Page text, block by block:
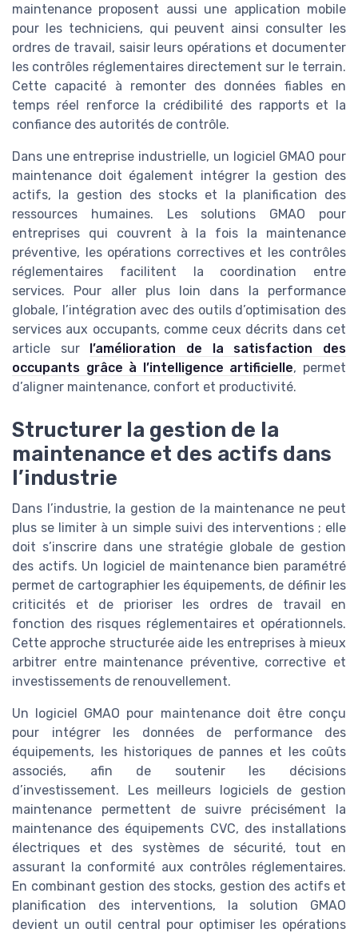
maintenance proposent aussi une application mobile
pour les techniciens, qui peuvent ainsi consulter les
ordres de travail, saisir leurs opérations et documenter
les contrôles réglementaires directement sur le terrain.
Cette capacité à remonter des données fiables en
temps réel renforce la crédibilité des rapports et la
confiance des autorités de contrôle.
Dans une entreprise industrielle, un logiciel GMAO pour
maintenance doit également intégrer la gestion des
actifs, la gestion des stocks et la planification des
ressources humaines. Les solutions GMAO pour
entreprises qui couvrent à la fois la maintenance
préventive, les opérations correctives et les contrôles
réglementaires facilitent la coordination entre
services. Pour aller plus loin dans la performance
globale, l’intégration avec des outils d’optimisation des
services aux occupants, comme ceux décrits dans cet
article sur
l’amélioration de la satisfaction des
occupants grâce à l’intelligence artificielle, permet
d’aligner maintenance, confort et productivité.
Structurer la gestion de la
maintenance et des actifs dans
l’industrie
Dans l’industrie, la gestion de la maintenance ne peut
plus se limiter à un simple suivi des interventions ; elle
doit s’inscrire dans une stratégie globale de gestion
des actifs. Un logiciel de maintenance bien paramétré
permet de cartographier les équipements, de définir les
criticités et de prioriser les ordres de travail en
fonction des risques réglementaires et opérationnels.
Cette approche structurée aide les entreprises à mieux
arbitrer entre maintenance préventive, corrective et
investissements de renouvellement.
Un logiciel GMAO pour maintenance doit être conçu
pour intégrer les données de performance des
équipements, les historiques de pannes et les coûts
associés, afin de soutenir les décisions
d’investissement. Les meilleurs logiciels de gestion
maintenance permettent de suivre précisément la
maintenance des équipements CVC, des installations
électriques et des systèmes de sécurité, tout en
assurant la conformité aux contrôles réglementaires.
En combinant gestion des stocks, gestion des actifs et
planification des interventions, la solution GMAO
devient un outil central pour optimiser les opérations